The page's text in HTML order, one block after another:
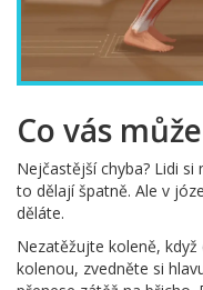
Co vás
Nejčastější chyba? Lidi
to dělají špatně. Ale v
děláte.
Nezatěžujte koleně,
kolenou, zvedněte si